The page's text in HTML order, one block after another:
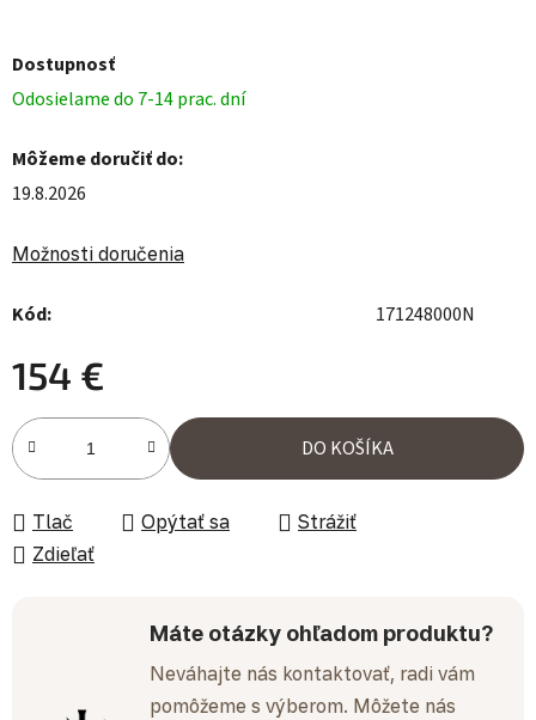
Dostupnosť
Odosielame do 7-14 prac. dní
Môžeme doručiť do:
19.8.2026
Možnosti doručenia
Kód: 171248000N
154 €
Jednotková cena:
DO KOŠÍKA
Tlač Opýtať sa
Strážiť
Zdieľať
Máte otázky ohľadom produktu?
Neváhajte nás kontaktovať, radi vám
pomôžeme s výberom. Môžete nás